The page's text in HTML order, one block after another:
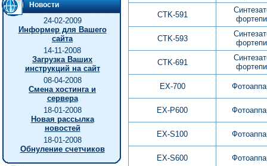
Новости
24-02-2009
Информер для Вашего
сайта
14-11-2008
Загрузка Ваших
инструкций на сайт
08-04-2008
Смена хостинга и
сервера
18-01-2008
Новая рассылка
новостей
18-01-2008
Обнуление счетчиков
CTK-591
CTK-593
CTK-691
EX-700
EX-P600
EX-S100
EX-S600